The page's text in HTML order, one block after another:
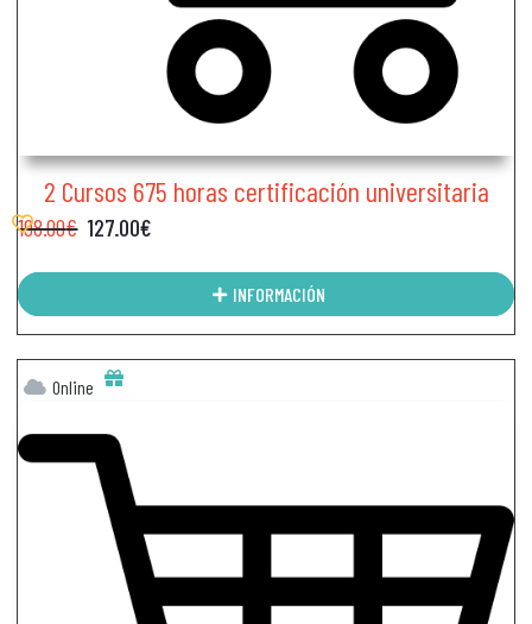
2 Cursos 675 horas certificación universitaria
198.00€ 127.00€
INFORMACIÓN
Online